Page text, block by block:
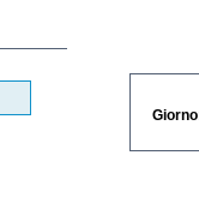
Giorno